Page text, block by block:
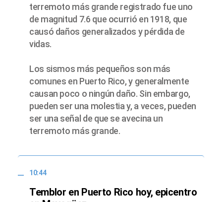
terremoto más grande registrado fue uno
de magnitud 7.6 que ocurrió en 1918, que
causó daños generalizados y pérdida de
vidas.
Los sismos más pequeños son más
comunes en Puerto Rico, y generalmente
causan poco o ningún daño. Sin embargo,
pueden ser una molestia y, a veces, pueden
ser una señal de que se avecina un
terremoto más grande.
10:44
Temblor en Puerto Rico hoy, epicentro